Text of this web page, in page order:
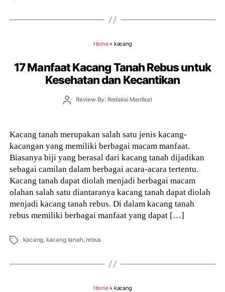
Home» kacang
17 Manfaat Kacang Tanah Rebus untuk
Kesehatan dan Kecantikan
PostReview By: Redaksi Manfaat
Kacang tanah merupakan salah satu jenis kacang-
kacangan yang memiliki berbagai macam manfaat.
Biasanya biji yang berasal dari kacang tanah dijadikan
sebagai camilan dalam berbagai acara-acara tertentu.
Kacang tanah dapat diolah menjadi berbagai macam
olahan salah satu diantaranya kacang tanah dapat diolah
menjadi kacang tanah rebus. Di dalam kacang tanah
rebus memiliki berbagai manfaat yang dapat […]
Tags kacang, kacang tanah,rebus
Home» kacang